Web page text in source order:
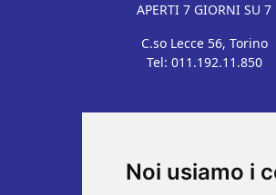
Noi usiamo i
APERTI 7 GIORNI SU 7
C.so Lecce 56, Torino
Tel: 011.192.11.850
Tutto su PET
Per i tuoi Pet
Giornate Promo